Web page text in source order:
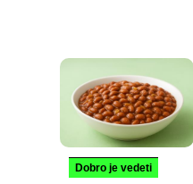
Dobro je vedeti